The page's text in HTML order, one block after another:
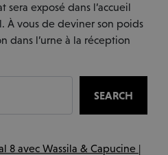
exposé dans l’accueil
À vous de deviner son poids
dans l’urne à la réception
SEARCH
8 avec Wassila & Capucine |